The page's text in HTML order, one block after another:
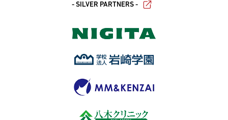
- SILVER PARTNERS -